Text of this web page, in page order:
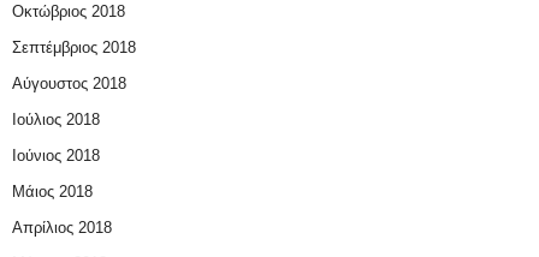
Οκτώβριος 2018
Σεπτέμβριος 2018
Αύγουστος 2018
Ιούλιος 2018
Ιούνιος 2018
Μάιος 2018
Απρίλιος 2018